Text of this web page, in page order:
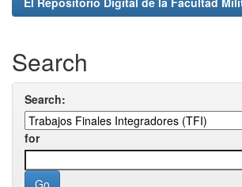
Search
Search:
for